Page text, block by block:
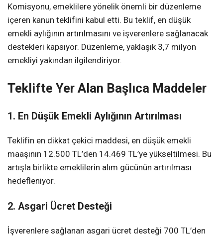
Komisyonu, emeklilere yönelik önemli bir düzenleme
içeren kanun teklifini kabul etti. Bu teklif, en düşük
emekli aylığının artırılmasını ve işverenlere sağlanacak
destekleri kapsıyor. Düzenleme, yaklaşık 3,7 milyon
emekliyi yakından ilgilendiriyor.
Teklifte Yer Alan Başlıca Maddeler
1. En Düşük Emekli Aylığının Artırılması
Teklifin en dikkat çekici maddesi, en düşük emekli
maaşının 12.500 TL’den 14.469 TL’ye yükseltilmesi. Bu
artışla birlikte emeklilerin alım gücünün artırılması
hedefleniyor.
2. Asgari Ücret Desteği
İşverenlere sağlanan asgari ücret desteği 700 TL’den